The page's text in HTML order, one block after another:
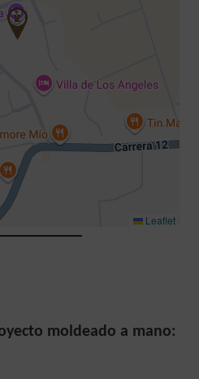
Leaflet
moldeado a mano: